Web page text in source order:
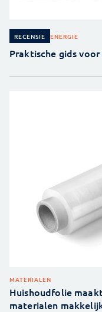
RECENSIE ENERGIE
Praktische gids
MATERIALEN
Huishoudfolie
materialen